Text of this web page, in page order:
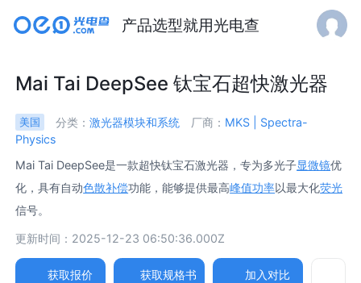
产品选型就用光电查
Mai Tai DeepSee 钛宝石超快激光器
美国 分类： 激光器模块和系统 厂商： MKS | Spectra-
Physics
Mai Tai DeepSee是一款超快钛宝石激光器，专为多光子显微镜优
化，具有自动色散补偿功能，能够提供最高峰值功率以最大化荧光
信号。
更新时间：2025-12-23 06:50:36.000Z
获取报价 获取规格书 加入对比